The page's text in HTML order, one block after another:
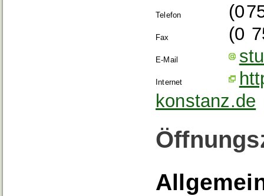
Telefon (0
Fax (0
E-Mail
Internet
konstanz.de